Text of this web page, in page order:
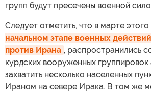
групп будут пресечены военной
Следует отметить, что в марте этого
начальном этапе военных
против Ирана , распространились
курдских вооруженных группировок
захватить несколько населенных
Ираном на севере Ирака. В том же